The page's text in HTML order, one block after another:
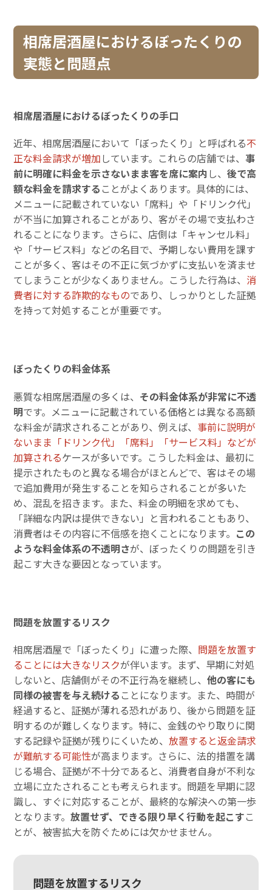
相席居酒屋におけるぼったくりの
実態と問題点
相席居酒屋におけるぼったくりの手口
近年、相席居酒屋において「ぼったくり」と呼ばれる不
正な料金請求が増加 しています。これらの店舗では、事
前に明確に料金を示さないまま客を席に案内 し、後で高
額な料金を請求する ことがよくあります。具体的には、
メニューに記載されていない「席料」や「ドリンク代」
が不当に加算されることがあり、客がその場で支払わさ
れることになります。さらに、店側は「キャンセル料」
や「サービス料」などの名目で、予期しない費用を課す
ことが多く、客はその不正に気づかずに支払いを済ませ
てしまうことが少なくありません。こうした行為は、 消
費者に対する詐欺的なものであり、しっかりとした証拠
を持って対処することが重要です。
ぼったくりの料金体系
悪質な相席居酒屋の多くは、 その料金体系が非常に不透
明です。メニューに記載されている価格とは異なる高額
な料金が請求されることがあり、例えば、 事前に説明が
ないまま「ドリンク代」「席料」「サービス料」などが
加算されるケースが多いです。こうした料金は、最初に
提示されたものと異なる場合がほとんどで、客はその場
で追加費用が発生することを知らされることが多いた
め、混乱を招きます。また、料金の明細を求めても、
「詳細な内訳は提供できない」と言われることもあり、
消費者はその内容に不信感を抱くことになります。 この
ような料金体系の不透明さが、ぼったくりの問題を引き
起こす大きな要因となっています。
問題を放置するリスク
相席居酒屋で「ぼったくり」に遭った際、 問題を放置す
ることには大きなリスクが伴います。まず、早期に対処
しないと、店舗側がその不正行為を継続し、他の客にも
同様の被害を与え続ける ことになります。また、時間が
経過すると、証拠が薄れる恐れがあり、後から問題を証
明するのが難しくなります。特に、金銭のやり取りに関
する記録や証拠が残りにくいため、放置すると返金請求
が難航する可能性が高まります。さらに、法的措置を講
じる場合、証拠が不十分であると、消費者自身が不利な
立場に立たされることも考えられます。問題を早期に認
識し、すぐに対応することが、最終的な解決への第一歩
となります。放置せず、できる限り早く行動を起こすこ
とが、被害拡大を防ぐためには欠かせません。
問題を放置するリスク